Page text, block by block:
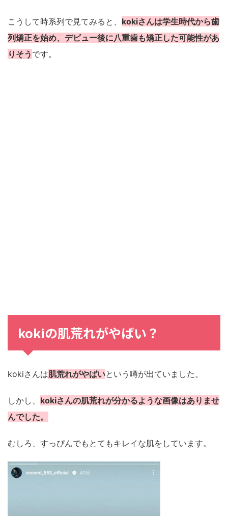
こうして時系列で見てみると、 kokiさんは学生時代から歯
列矯正を始め、デビュー後に八重歯も矯正した可能性があ
りそう です。
kokiの肌荒れがやばい？
kokiさんは肌荒れがやばいという噂が出ていました。
しかし、 kokiさんの肌荒れが分かるような画像はありませ
んでした。
むしろ、すっぴんでもとてもキレイな肌をしています。